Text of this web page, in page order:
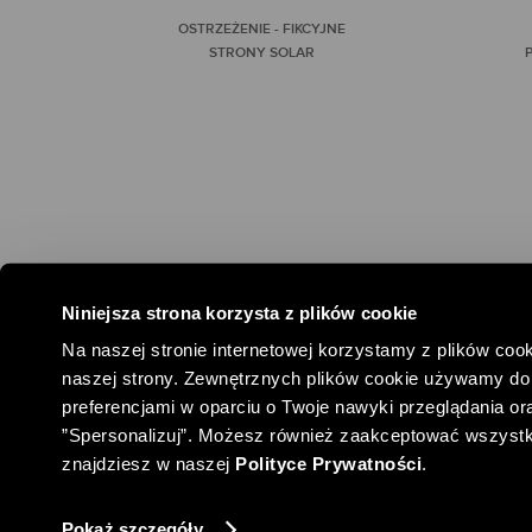
Niniejsza strona korzysta z plików cookie
Na naszej stronie internetowej korzystamy z plików
naszej strony. Zewnętrznych plików cookie używamy
preferencjami w oparciu o Twoje nawyki przeglądania
”Spersonalizuj”. Możesz również zaakceptować
znajdziesz w naszej Polityce Prywatności.
OSTRZEŻENIE - FIKCYJNE
STRONY SOLAR